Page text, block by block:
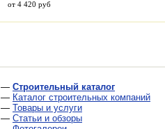
от 4 420 руб
— Строительный каталог
— Каталог строительных компаний
— Товары и услуги
— Статьи и обзоры